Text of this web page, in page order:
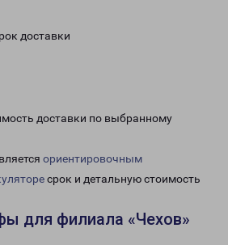
доставки
доставки по выбранному
ориентировочным
срок и детальную стоимость
для филиала «Чехов»